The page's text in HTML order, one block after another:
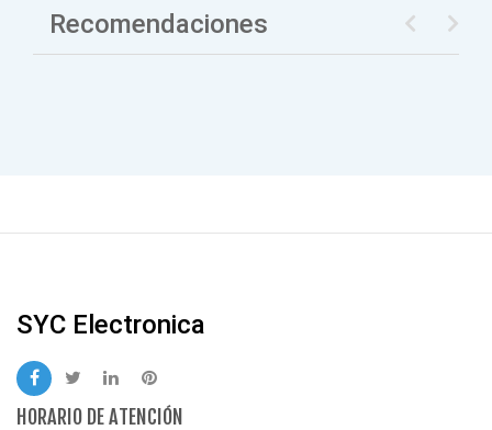
Recomendaciones
SYC Electronica
HORARIO DE ATENCIÓN